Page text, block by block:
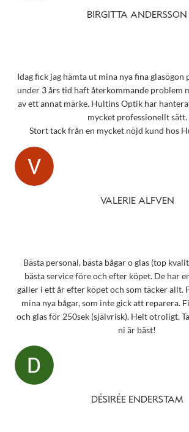
BIRGITTA ANDERSSON
Idag fick jag hämta ut mina nya fina
under 3 års tid haft återkommande problem
av ett annat märke. Hultins Optik har
mycket professionellt sätt.
Stort tack från en mycket nöjd kund hos
VALERIE ALFVEN
Bästa personal, bästa bågar o glas (top
bästa service före och efter köpet. De har
gäller i ett år efter köpet och som täcker allt.
mina nya bågar, som inte gick att reparera.
och glas för 250sek (självrisk). Helt otroligt.
ni är bäst!
DÉSIRÉE ENDERSTAM